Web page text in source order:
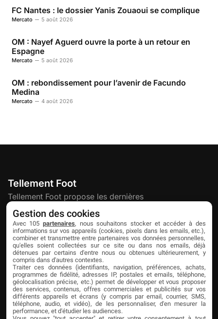
FC Nantes : le dossier Yanis Zouaoui se complique
Mercato 5 août 2026
OM : Nayef Aguerd ouvre la porte à un retour en
Espagne
Mercato 5 août 2026
OM : rebondissement pour l’avenir de Facundo
Medina
Mercato 4 août 2026
Tellement Foot
Tellement Foot propose les dernières
actualités et nouveautés créatives dédiées
au football.
Découvrir
À propos
Contact
Publicité
Liens utiles
Mentions légales
Confidentialité
Cookies
Partenaires
Livefoot
Jeunesfooteux
Tólmi Studio
King Score
Gestion des cookies
Avec 105 partenaires, nous souhaitons stocker et accéder à des
informations sur vos appareils (cookies, pixels dans les emails, etc.),
combiner et transmettre entre partenaires vos données personnelles,
qu'elles soient collectées sur ce site ou dans nos emails, déjà
détenues par certains d'entre nous ou obtenues ultérieurement, y
compris dans d'autres contextes.
Traiter ces données (identifiants, navigation, préférences, achats,
programmes de fidélité, adresses IP, postales et emails, téléphone,
géolocalisation précise, etc.) permet de développer et vous proposer
des services, contenus, offres commerciales et publicités sur vos
différents appareils et écrans (y compris par email, courrier, SMS,
téléphone, audio, et vidéo), de les personnaliser, d'en mesurer la
performance, et d'étudier les audiences.